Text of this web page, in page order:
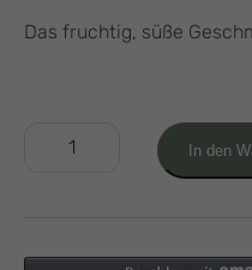
Das fruchtig, süße
Erdbeer
In den